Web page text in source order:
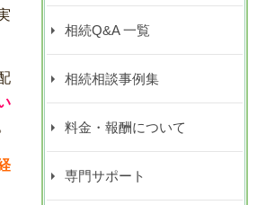
相続Q&A 一覧
相続相談事例集
料金・報酬について
専門サポート